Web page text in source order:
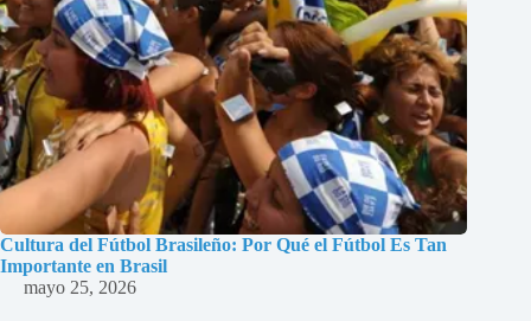
Cultura del Fútbol Brasileño: Por Qué el Fútbol Es Tan
Importante en Brasil
mayo 25, 2026